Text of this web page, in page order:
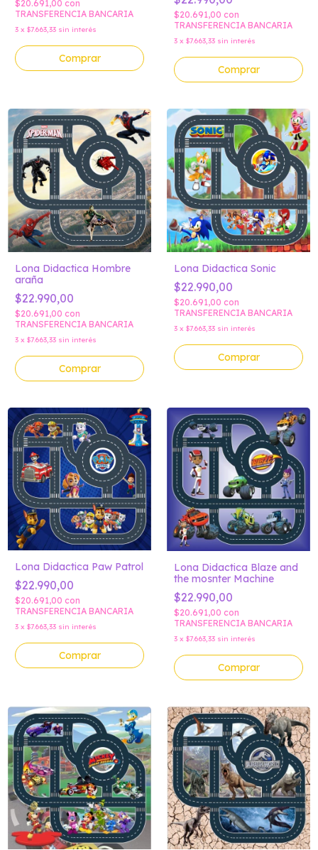
$20.691,00 con
TRANSFERENCIA BANCARIA
3 x $7.663,33 sin interés
Comprar
$20.691,00 con
TRANSFERENCIA BANCARIA
3 x $7.663,33 sin interés
Comprar
Lona Didactica Hombre
araña
$22.990,00
$20.691,00 con
TRANSFERENCIA BANCARIA
3 x $7.663,33 sin interés
Comprar
Lona Didactica Sonic
$22.990,00
$20.691,00 con
TRANSFERENCIA BANCARIA
3 x $7.663,33 sin interés
Comprar
Lona Didactica Paw Patrol
$22.990,00
$20.691,00 con
TRANSFERENCIA BANCARIA
3 x $7.663,33 sin interés
Comprar
Lona Didactica Blaze and
the mosnter Machine
$22.990,00
$20.691,00 con
TRANSFERENCIA BANCARIA
3 x $7.663,33 sin interés
Comprar